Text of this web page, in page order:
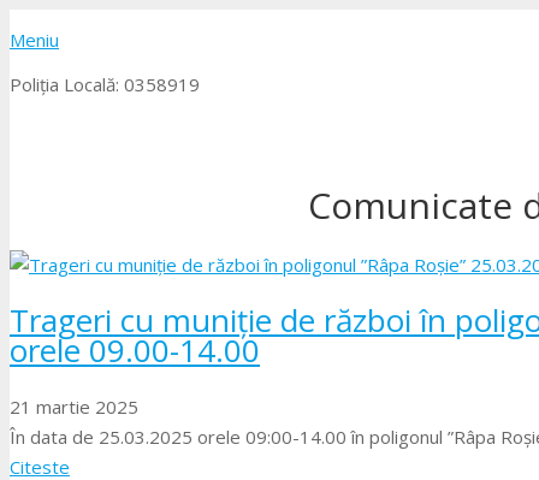
Meniu
Poliția Locală: 0358919
Comunicate
Trageri cu muniție de război în
orele 09.00-14.00
21 martie 2025
În data de 25.03.2025 orele 09:00-14.00 în poligonul ”Râpa
Citeste